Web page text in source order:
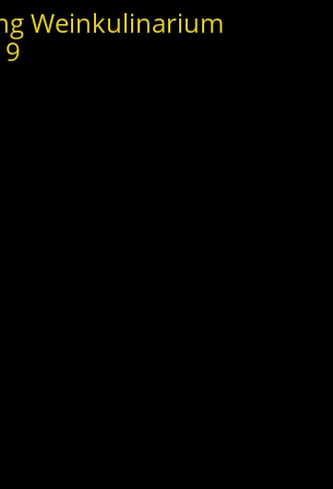
Weinkulinarium